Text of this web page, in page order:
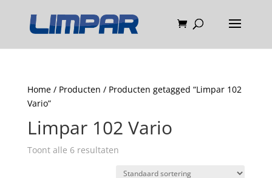
Home/ Producten / Producten getagged “Limpar 102
Vario”
Limpar 102 Vario
Toont alle 6 resultaten